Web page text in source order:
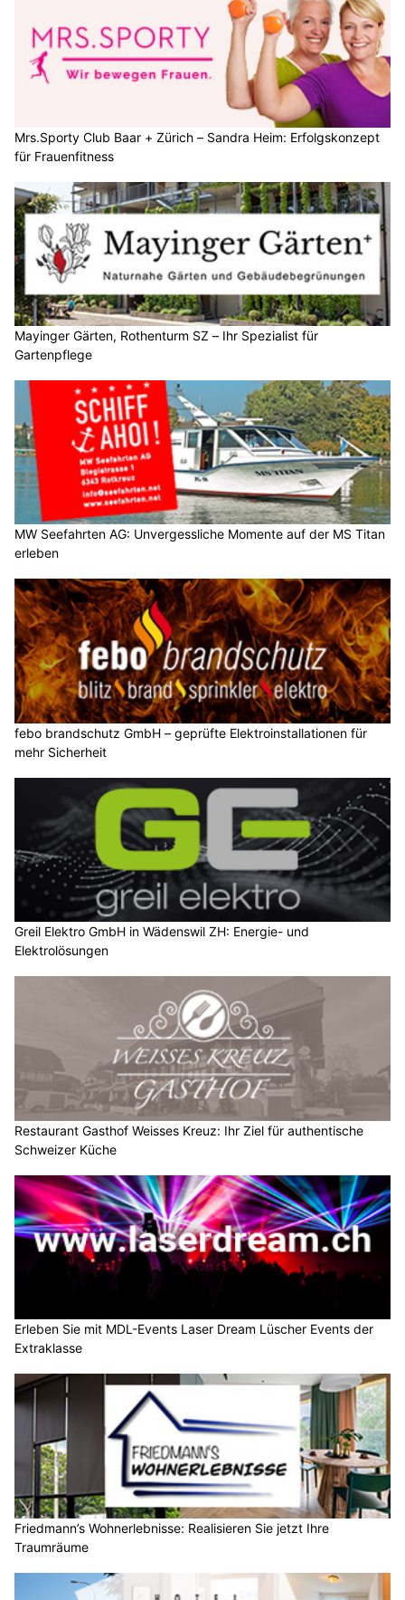
Mrs.Sporty Club Baar + Zürich – Sandra Heim: Erfolgskonzept
für Frauenfitness
Mayinger Gärten, Rothenturm SZ – Ihr Spezialist für
Gartenpflege
MW Seefahrten AG: Unvergessliche Momente auf der MS Titan
erleben
febo brandschutz GmbH – geprüfte Elektroinstallationen für
mehr Sicherheit
Greil Elektro GmbH in Wädenswil ZH: Energie- und
Elektrolösungen
Restaurant Gasthof Weisses Kreuz: Ihr Ziel für authentische
Schweizer Küche
Erleben Sie mit MDL-Events Laser Dream Lüscher Events der
Extraklasse
Friedmann’s Wohnerlebnisse: Realisieren Sie jetzt Ihre
Traumräume